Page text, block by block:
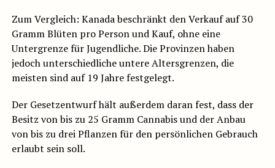
Zum Vergleich: Kanada beschränkt den Verkauf auf 30
Gramm Blüten pro Person und Kauf, ohne eine
Untergrenze für Jugendliche. Die Provinzen haben
jedoch unterschiedliche untere Altersgrenzen, die
meisten sind auf 19 Jahre festgelegt.
Der Gesetzentwurf hält außerdem daran fest, dass der
Besitz von bis zu 25 Gramm Cannabis und der Anbau
von bis zu dreiPflanzenfür den persönlichen Gebrauch
erlaubt sein soll.